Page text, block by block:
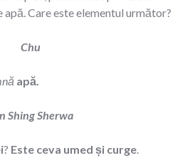
apă. Care este elementul următor?
Chu
apă.
Shing Sherwa
? Este ceva umed și curge.